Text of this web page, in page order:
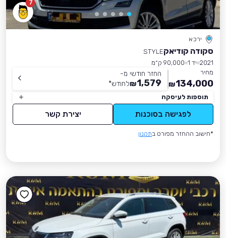
7
ירכא
סקודה קודיאקSTYLE
2021 יד 1
90,000 ק״מ
מחיר
134,000
₪
החזר חודשי מ-
1,579
₪לחודש*
תוספות לעיסקה
לפגישה בסוכנות יצירת קשר
*חישוב ההחזר מפורט בתקנון